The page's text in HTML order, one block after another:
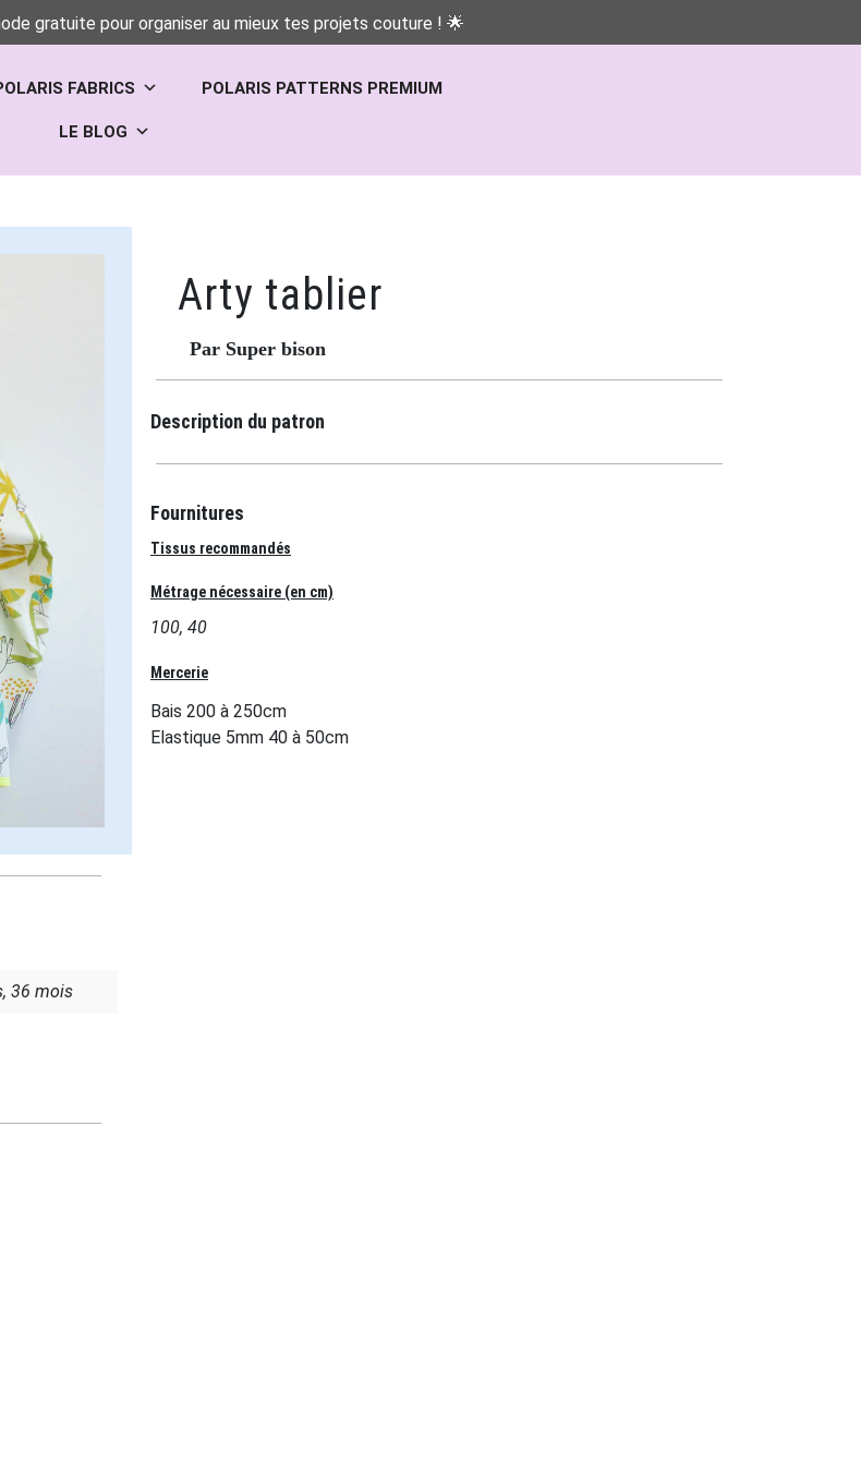
gratuite pour organiser au mieux tes projets couture ! 🌟
FABRICS POLARIS PATTERNS PREMIUM
LE BLOG
36 mois
Arty tablier
Par Super bison
Description du patron
Fournitures
Tissus recommandés
Métrage nécessaire (en cm)
100, 40
Mercerie
Bais 200 à 250cm
Elastique 5mm 40 à 50cm